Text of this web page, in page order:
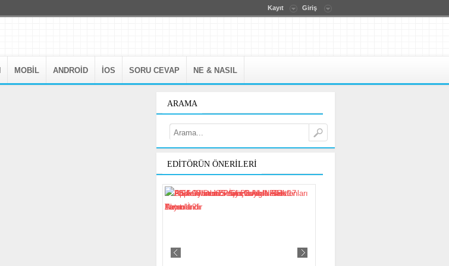
Kayıt Giriş
MOBIL ANDROID IOS SORU CEVAP NE & NASIL
ARAMA
EDITÖRÜN ÖNERILERI